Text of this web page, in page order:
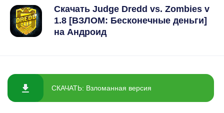
Скачать Judge Dredd vs. Zombies v
1.8 [ВЗЛОМ: Бесконечные деньги]
на Андроид
СКАЧАТЬ: Взломанная версия